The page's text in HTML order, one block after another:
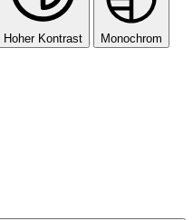
Hoher Kontrast Monochrom